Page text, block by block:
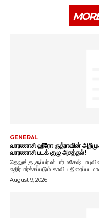
GENERAL
வாரணாசி ஹீரோ ருத்ராவின்
வாரணாசி படக் குழு அசத்தல்!
தெலுங்கு சூப்பர் ஸ்டார் மகேஷ்
எதிர்பார்க்கப்படும் காவிய
August 9, 2026